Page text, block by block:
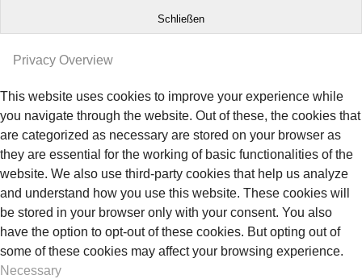
Schließen
Privacy Overview
This website uses cookies to improve your experience while
you navigate through the website. Out of these, the cookies that
are categorized as necessary are stored on your browser as
they are essential for the working of basic functionalities of the
website. We also use third-party cookies that help us analyze
and understand how you use this website. These cookies will
be stored in your browser only with your consent. You also
have the option to opt-out of these cookies. But opting out of
some of these cookies may affect your browsing experience.
Necessary